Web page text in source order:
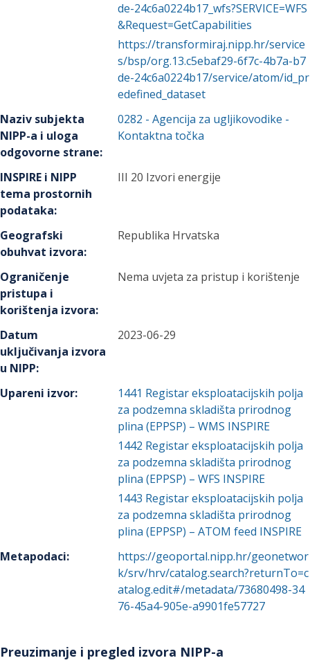
de-24c6a0224b17_wfs?SERVICE=WFS
&Request=GetCapabilities
https://transformiraj.nipp.hr/service
s/bsp/org.13.c5ebaf29-6f7c-4b7a-b7
de-24c6a0224b17/service/atom/id_pr
edefined_dataset
Naziv subjekta
NIPP-a i uloga
odgovorne strane:
0282 -Agencija za ugljikovodike -
Kontaktna točka
INSPIRE i NIPP
tema prostornih
podataka:
III 20 Izvori energije
Geografski
obuhvat izvora:
Republika Hrvatska
Ograničenje
pristupa i
korištenja izvora:
Nema uvjeta za pristup i korištenje
Datum
uključivanja izvora
u NIPP:
2023-06-29
Upareni izvor: 1441 Registar eksploatacijskih polja
za podzemna skladišta prirodnog
plina (EPPSP) – WMS INSPIRE
1442 Registar eksploatacijskih polja
za podzemna skladišta prirodnog
plina (EPPSP) – WFS INSPIRE
1443 Registar eksploatacijskih polja
za podzemna skladišta prirodnog
plina (EPPSP) – ATOM feed INSPIRE
Metapodaci:
https://geoportal.nipp.hr/geonetwor
k/srv/hrv/catalog.search?returnTo=c
atalog.edit#/metadata/73680498-34
76-45a4-905e-a9901fe57727
Preuzimanje i pregled izvora NIPP-a